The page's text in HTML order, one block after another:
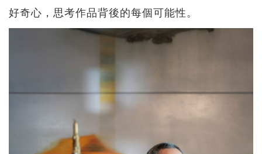
好奇心，思考作品背後的每個可能性。